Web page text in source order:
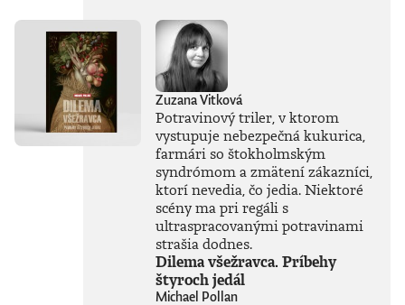
lodiarstva.Britský
historik a komik
Paul Coulter si
posvietil na kľúčové
postavy a udalosti
posledných dvoch
tisícročí. Za
nablýskanou
fasádou moci a
egom božských
rozmerov – či išlo o
Kleopatru, alebo o
tragédiu Titanicu –
sa totiž často
skrývali až príliš
obyčajné ľudské
zlyhania.Zabudnite
Zuzana Vitková
Potravinový triler, v ktorom
vystupuje nebezpečná kukurica,
farmári so štokholmským
syndrómom a zmätení zákazníci,
ktorí nevedia, čo jedia. Niektoré
scény ma pri regáli s
ultraspracovanými potravinami
strašia dodnes.
Dilema všežravca. Príbehy
štyroch jedál
Michael Pollan